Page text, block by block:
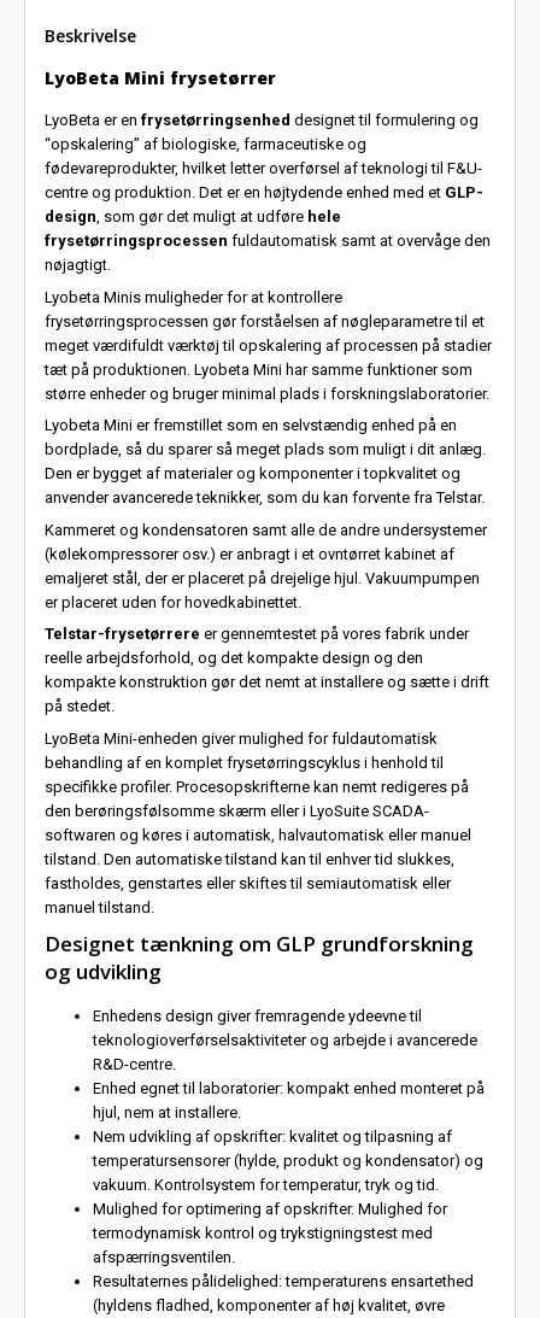
Beskrivelse
LyoBeta Mini frysetørrer
LyoBeta er enfrysetørringsenhed designet til formulering og
“opskalering” af biologiske, farmaceutiske og
fødevareprodukter, hvilket letter overførsel af teknologi til F&U-
centre og produktion. Det er en højtydende enhed med et GLP-
design, som gør det muligt at udføre hele
frysetørringsprocessen fuldautomatisk samt at overvåge den
nøjagtigt.
Lyobeta Minis muligheder for at kontrollere
frysetørringsprocessen gør forståelsen af nøgleparametre til et
meget værdifuldt værktøj til opskalering af processen på stadier
tæt på produktionen. Lyobeta Mini har samme funktioner som
større enheder og bruger minimal plads i forskningslaboratorier.
Lyobeta Mini er fremstillet som en selvstændig enhed på en
bordplade, så du sparer så meget plads som muligt i dit anlæg.
Den er bygget af materialer og komponenter i topkvalitet og
anvender avancerede teknikker, som du kan forvente fra Telstar.
Kammeret og kondensatoren samt alle de andre undersystemer
(kølekompressorer osv.) er anbragt i et ovntørret kabinet af
emaljeret stål, der er placeret på drejelige hjul. Vakuumpumpen
er placeret uden for hovedkabinettet.
Telstar-frysetørrere er gennemtestet på vores fabrik under
reelle arbejdsforhold, og det kompakte design og den
kompakte konstruktion gør det nemt at installere og sætte i drift
på stedet.
LyoBeta Mini-enheden giver mulighed for fuldautomatisk
behandling af en komplet frysetørringscyklus i henhold til
specifikke profiler. Procesopskrifterne kan nemt redigeres på
den berøringsfølsomme skærm eller i LyoSuite SCADA-
softwaren og køres i automatisk, halvautomatisk eller manuel
tilstand. Den automatiske tilstand kan til enhver tid slukkes,
fastholdes, genstartes eller skiftes til semiautomatisk eller
manuel tilstand.
Designet tænkning om GLP grundforskning
og udvikling
Enhedens design giverfremragende ydeevne til
teknologioverførselsaktiviteter og arbejde i avancerede
R&D-centre.
Enhed egnet til laboratorier: kompakt enhed monteret på
hjul, nem at installere.
Nem udvikling af opskrifter: kvalitet og tilpasning af
temperatursensorer (hylde, produkt og kondensator) og
vakuum. Kontrolsystem for temperatur, tryk og tid.
Mulighed for optimering af opskrifter. Mulighed for
termodynamisk kontrol og trykstigningstest med
afspærringsventilen.
Resultaternes pålidelighed: temperaturens ensartethed
(hyldens fladhed, komponenter af høj kvalitet, øvre